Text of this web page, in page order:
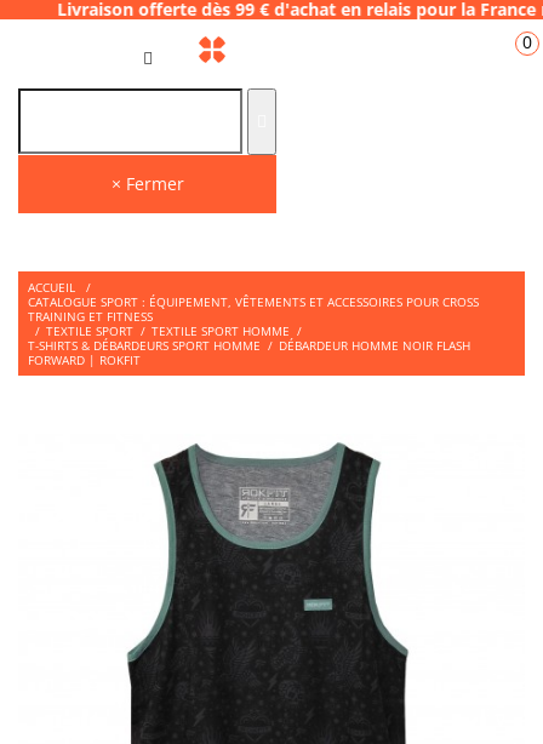
offerte dès 99 € d'achat en relais
× Fermer
0
ACCUEIL
/
CATALOGUE SPORT : ÉQUIPEMENT, VÊTEMENTS ET ACCESSOIRES POUR CROSS
TRAINING ET FITNESS
/ TEXTILE SPORT / TEXTILE SPORT HOMME /
T-SHIRTS & DÉBARDEURS SPORT HOMME / DÉBARDEUR HOMME NOIR FLASH
FORWARD | ROKFIT